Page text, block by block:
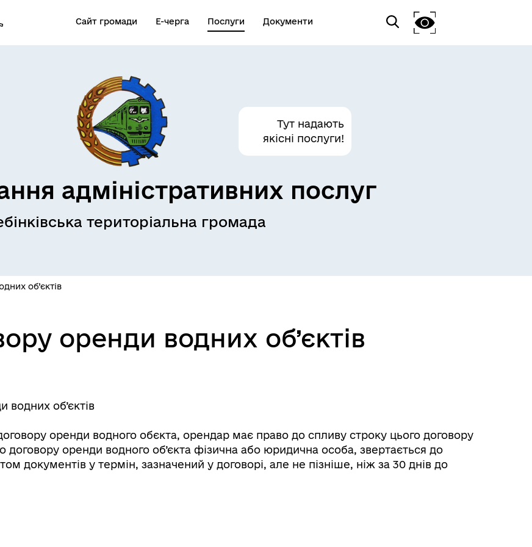
Сайт громади Е-черга Послуги Документи
Тут надають
якісні послуги!
адміністративних послуг
територіальна громада
об’єктів
оренди водних об’єктів
водних об’єктів
оренди водного обєкта, орендар має право до спливу строку цього договору
оренди водного об’єкта фізична або юридична особа, звертається до
документів у термін, зазначений у договорі, але не пізніше, ніж за 30 днів до